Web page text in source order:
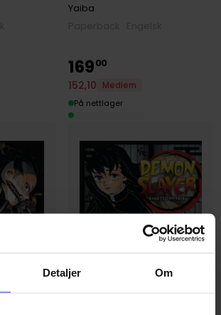
Detaljer Om
Yaiba
16900
152,10
Medlem
På nettlager